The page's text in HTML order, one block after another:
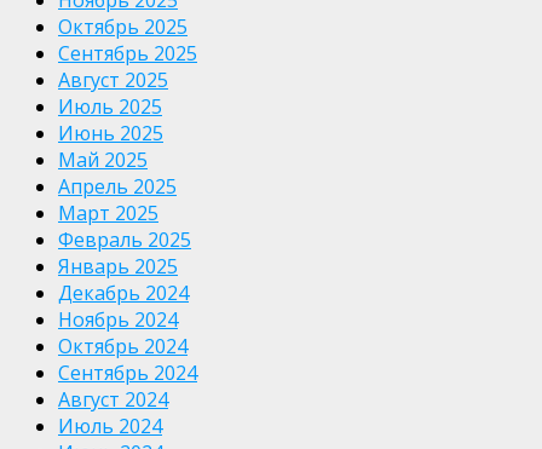
Октябрь 2025
Сентябрь 2025
Август 2025
Июль 2025
Июнь 2025
Май 2025
Апрель 2025
Март 2025
Февраль 2025
Январь 2025
Декабрь 2024
Ноябрь 2024
Октябрь 2024
Сентябрь 2024
Август 2024
Июль 2024